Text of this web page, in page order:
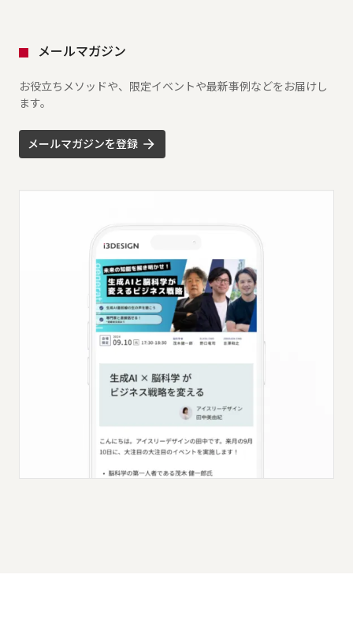
メールマガジン
お役立ちメソッドや、限定イベントや最新事例などをお届けし
ます。
メールマガジンを登録